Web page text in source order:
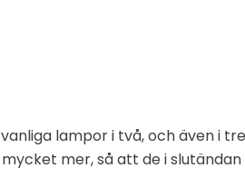
vanliga lampor i två, och även i
mer, så att de i slutändan